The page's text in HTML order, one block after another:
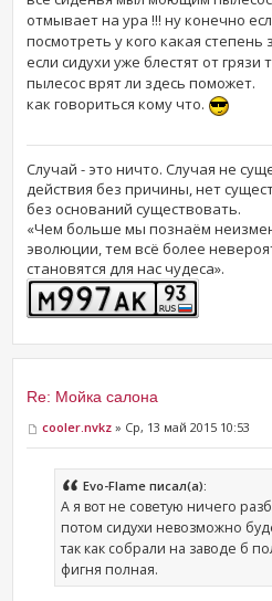
отмывает на ура !!! ну конечно
посмотреть у кого какая степень
если сидухи уже блестят от
пылесос врят ли здесь поможет.
как говориться кому что.
Случай - это ничто. Случая не
действия без причины, нет
без оснований существовать.
«Чем больше мы познаём
эволюции, тем всё более
становятся для нас чудеса».
Re: Мойка салона
cooler.nvkz » Ср, 13 май 2015 10:53
Evo-Flame писал(а):
А я вот не советую ничего
потом сидухи невозможно
так как собрали на заводе б
фигня полная.